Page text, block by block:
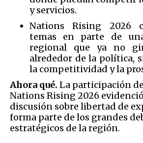
y servicios.
Nations Rising 2026
temas en parte de
regional que ya no
alrededor de la política,
la competitividad y la
Ahora qué. La participación
Nations Rising 2026
discusión sobre libertad de
forma parte de los grandes
estratégicos de la región.